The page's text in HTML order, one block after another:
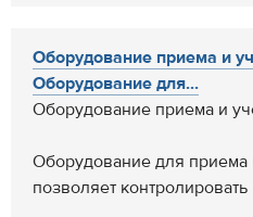
Оборудование приема и
Оборудование для...
Оборудование приема и
Оборудование для приема
позволяет контролировать